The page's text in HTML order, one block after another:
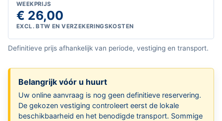
WEEKPRIJS
€ 26,00
EXCL. BTW EN VERZEKERINGSKOSTEN
Definitieve prijs afhankelijk van periode, vestiging en transport.
Belangrijk vóór u huurt
Uw online aanvraag is nog geen definitieve reservering.
De gekozen vestiging controleert eerst de lokale
beschikbaarheid en het benodigde transport. Sommige